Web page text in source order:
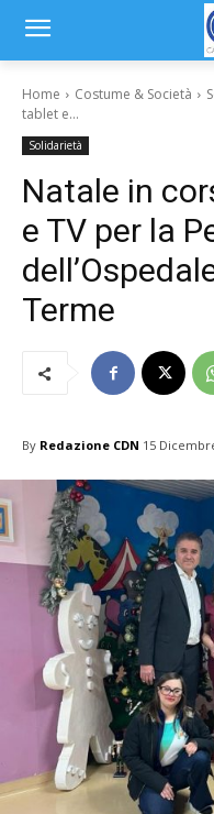
Home Costume & Società
tablet e...
Solidarietà
Natale in
e TV per la
Terme
By Redazione CDN 15